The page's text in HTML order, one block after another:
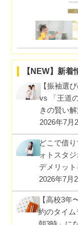
【NEW】新着
【振袖選
vs 「王道
きの賢い
2026年7月
どこで借
ォトスタジ
デメリッ
2026年7月
【高校3年
約のタイム